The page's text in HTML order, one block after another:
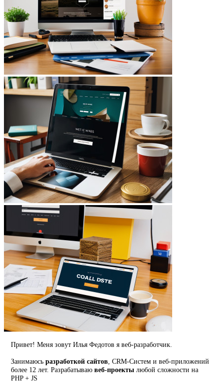
Привет! Меня зовут Илья Федотов я веб-разработчик.
Занимаюсьразработкой сайтов , CRM-Систем и веб-приложений
более 12 лет. Разрабатываювеб-проекты любой сложности на
PHP + JS